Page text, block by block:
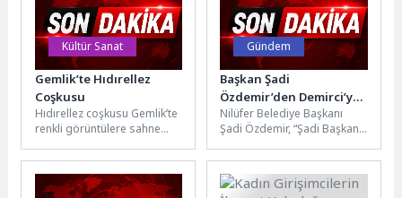
Kültür Sanat
Gemlik’te Hıdırellez
Coşkusu
Hıdırellez coşkusu Gemlik’te
renkli görüntülere sahne
gelişini simgeleyen, barış,
kardeşlik ve dayanışma...
Gündem
Başkan Şadi
Özdemir’den Demirci’ye
çifte park müjdesi
Nilüfer Belediye Başkanı
Şadi Özdemir, “Şadi Başkan
buluşmaları kapsamında
Demirci Mahallesi
sakinleriyle...